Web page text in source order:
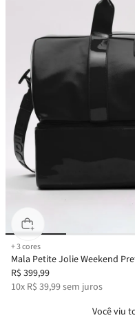
+3cores
Mala Petite Jolie Weekend
R$ 399,99
10x R$ 39,99sem juros
Você viu